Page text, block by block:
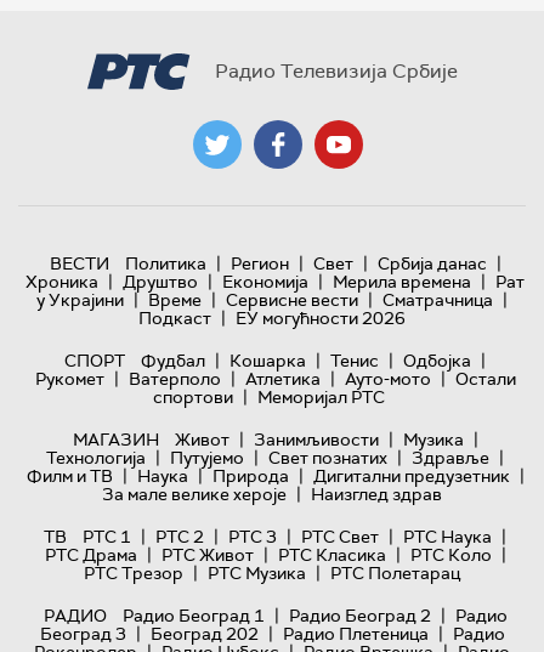
Радио Телевизија Србије
ВЕСТИ Политика | Регион | Свет | Србија данас |
Хроника | Друштво | Економија | Мерила времена | Рат
у Украјини | Време | Сервисне вести | Сматрачница |
Подкаст | ЕУ могућности 2026
СПОРТ
Фудбал | Кошарка | Тенис | Одбојка |
Рукомет | Ватерполо | Атлетика | Ауто-мото | Остали
спортови | Меморијал РТС
МАГАЗИН
Живот | Занимљивости | Музика |
Технологијa | Путујемо | Свет познатих | Здравље |
Филм и ТВ | Наука | Природа | Дигитални предузетник |
За мале велике хероје | Наизглед здрав
ТВ
РТС 1 | РТС 2 | РТС 3 | РТС Свет | РТС Наука |
РТС Драма | РТС Живот | РТС Класика | РТС Коло |
РТС Трезор | РТС Музика | РТС Полетарац
РАДИО
Радио Београд 1 | Радио Београд 2 | Радио
Београд 3 | Београд 202 | Радио Плетеница | Радио